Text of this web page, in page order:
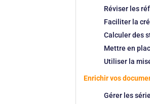
Réviser les
Faciliter la
Calculer des
Mettre en
Utiliser la
Enrichir vos
Gérer les